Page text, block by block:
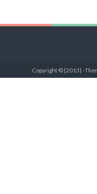
Copyright © {2013} ·